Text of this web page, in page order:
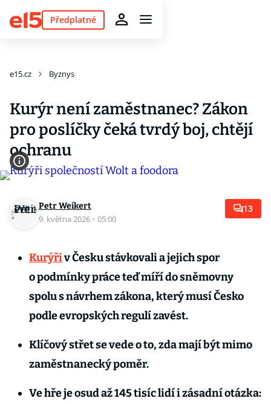
Předplatné
e15.cz Byznys
Kurýr není zaměstnanec? Zákon
pro poslíčky čeká tvrdý boj, chtějí
ochranu
Petr Weikert
9. května 2026 · 05:00
13
Kurýřiv Česku stávkovali a jejich spor
o podmínky práce teď míří do sněmovny
spolu s návrhem zákona, který musí Česko
podle evropských regulí zavést.
Klíčový střet se vede o to, zda mají být mimo
zaměstnanecký poměr.
Ve hře je osud až 145 tisíc lidí i zásadní otázka: